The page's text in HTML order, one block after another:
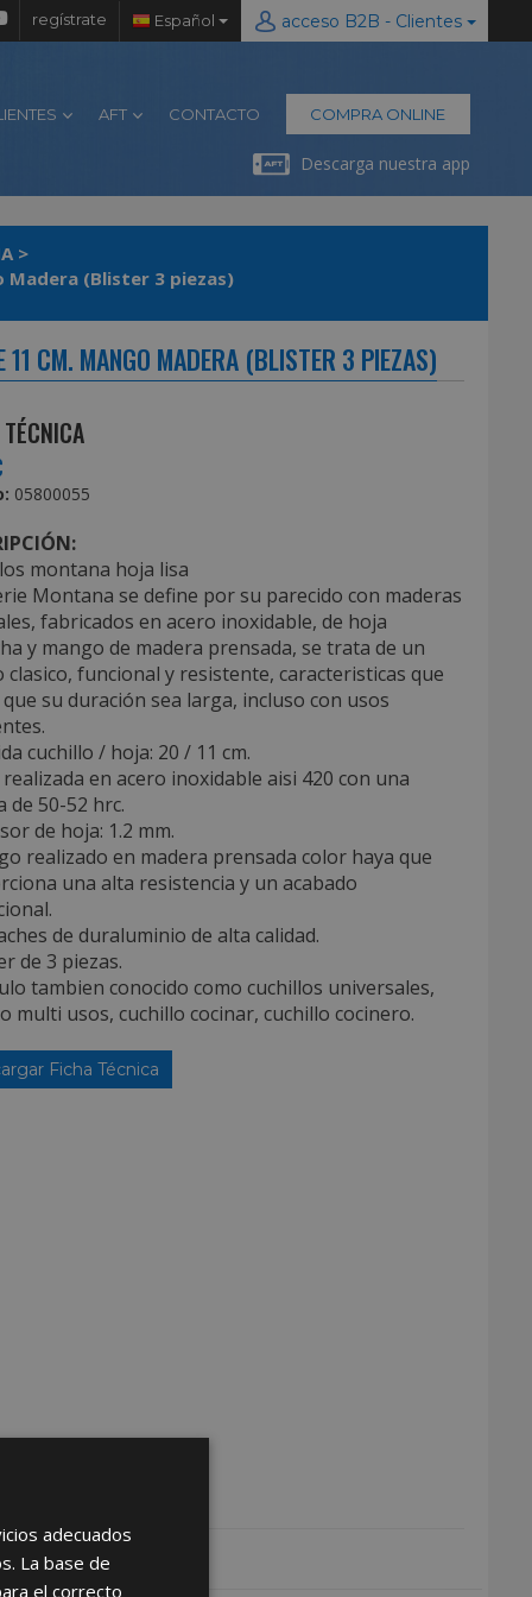
regístrate Español acceso B2B - Clientes
AFT CONTACTO COMPRA ONLINE
Descarga nuestra app
>
Madera (Blister 3 piezas)
CM. MANGO MADERA (BLISTER 3 PIEZAS)
05800055
montana hoja lisa
Montana se define por su parecido con maderas
fabricados en acero inoxidable, de hoja
y mango de madera prensada, se trata de un
clasico, funcional y resistente, caracteristicas que
que su duración sea larga, incluso con usos
cuchillo / hoja: 20 / 11 cm.
en acero inoxidable aisi 420 con una
de 50-52 hrc.
de hoja: 1.2 mm.
realizado en madera prensada color haya que
una alta resistencia y un acabado
de duraluminio de alta calidad.
de 3 piezas.
tambien conocido como cuchillos universales,
multi usos, cuchillo cocinar, cuchillo cocinero.
Ficha Técnica
adecuados
La base de
el correcto